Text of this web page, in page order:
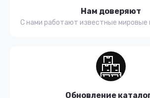
Нам доверяют
С нами работают известные мировые
Обновление